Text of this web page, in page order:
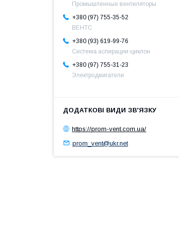
Промышленные вентиляторы
+380 (97) 755-35-52
ВЕНТС
+380 (93) 619-99-76
Система аспирации-циклон
+380 (97) 755-31-23
Электродвигатели
https://prom-vent.com.ua/
prom_vent@ukr.net